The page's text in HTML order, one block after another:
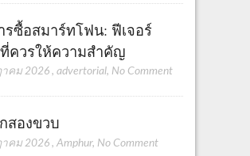
รซื้อสมาร์ทโฟน: ฟีเจอร์
ควรให้ความสำคัญ
คม 2026 , advertorial, No Comment
สองขวบ
าคม 2026 , Amphur, No Comment